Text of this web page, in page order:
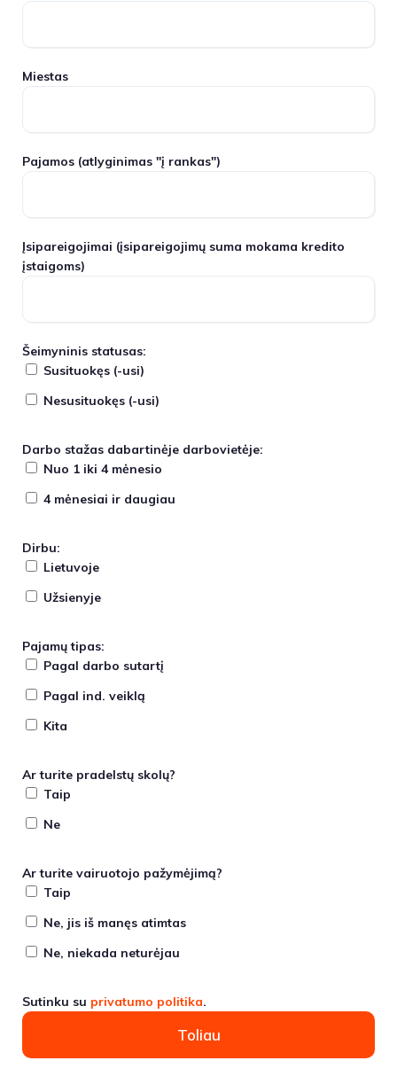
Miestas
Pajamos (atlyginimas "į rankas")
Įsipareigojimai (įsipareigojimų suma mokama kredito
įstaigoms)
Šeimyninis statusas:
Susituokęs (-usi)
Nesusituokęs (-usi)
Darbo stažas dabartinėje darbovietėje:
Nuo 1 iki 4 mėnesio
4 mėnesiai ir daugiau
Dirbu:
Lietuvoje
Užsienyje
Pajamų tipas:
Pagal darbo sutartį
Pagal ind. veiklą
Kita
Ar turite pradelstų skolų?
Taip
Ne
Ar turite vairuotojo pažymėjimą?
Taip
Ne, jis iš manęs atimtas
Ne, niekada neturėjau
Sutinku su privatumo politika.
Toliau